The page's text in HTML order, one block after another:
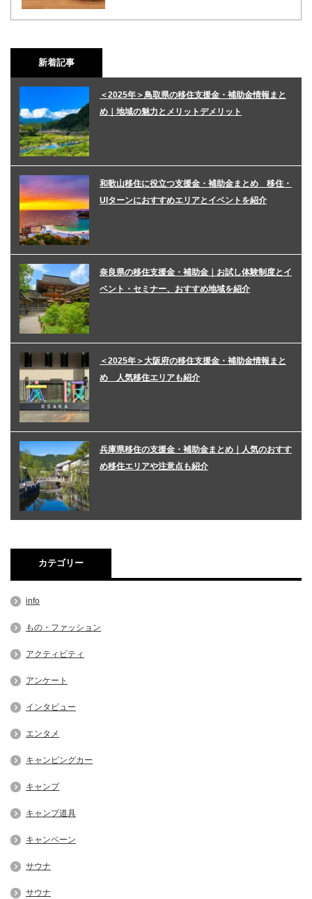
新着記事
＜2025年＞鳥取県の移住支援金・補助金情報まと
め｜地域の魅力とメリットデメリット
和歌山移住に役立つ支援金・補助金まとめ 移住・
UIターンにおすすめエリアとイベントを紹介
奈良県の移住支援金・補助金｜お試し体験制度とイ
ベント・セミナー、おすすめ地域を紹介
＜2025年＞大阪府の移住支援金・補助金情報まと
め 人気移住エリアも紹介
兵庫県移住の支援金・補助金まとめ｜人気のおすす
め移住エリアや注意点も紹介
カテゴリー
info
もの・ファッション
アクティビティ
アンケート
インタビュー
エンタメ
キャンピングカー
キャンプ
キャンプ道具
キャンペーン
サウナ
サウナ